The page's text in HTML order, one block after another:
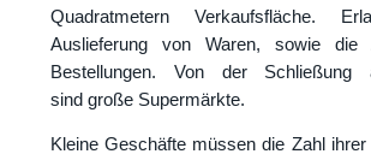
Quadratmetern Verkaufsfläche.
Auslieferung von Waren, sowie die
Bestellungen. Von der Schließung
sind große Supermärkte.
Kleine Geschäfte müssen die Zahl